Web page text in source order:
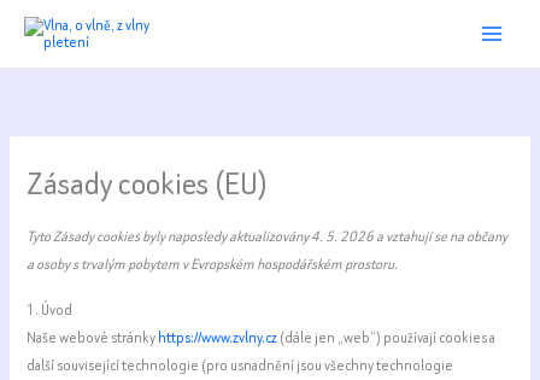
Přeskočit
Zásady cookies (EU)
Tyto Zásady cookies byly naposledy aktualizovány 4. 5. 2026 a vztahují se na občany
a osoby s trvalým pobytem v Evropském hospodářském prostoru.
1. Úvod
Naše webové stránkyhttps://www.zvlny.cz(dále jen „web“) používají cookies a
další související technologie (pro usnadnění jsou všechny technologie